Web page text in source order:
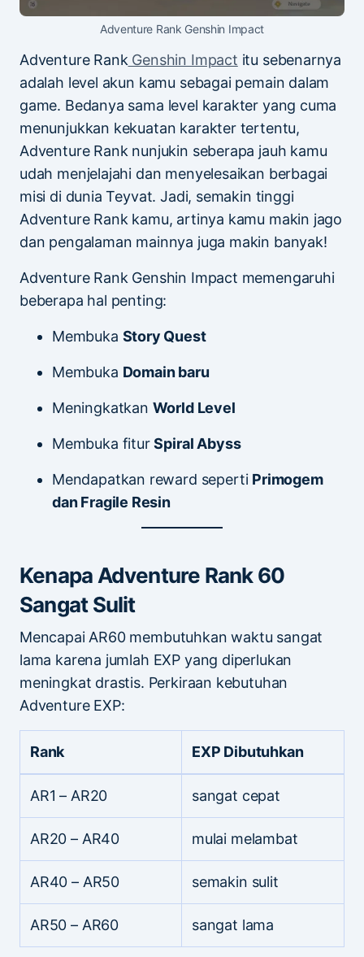
Adventure Rank Genshin Impact
Adventure Rank Genshin Impact itu sebenarnya
adalah level akun kamu sebagai pemain dalam
game. Bedanya sama level karakter yang cuma
menunjukkan kekuatan karakter tertentu,
Adventure Rank nunjukin seberapa jauh kamu
udah menjelajahi dan menyelesaikan berbagai
misi di dunia Teyvat. Jadi, semakin tinggi
Adventure Rank kamu, artinya kamu makin jago
dan pengalaman mainnya juga makin banyak!
Adventure Rank Genshin Impact memengaruhi
beberapa hal penting:
Membuka Story Quest
Membuka Domain baru
Meningkatkan World Level
Membuka fiturSpiral Abyss
Mendapatkan reward seperti Primogem
dan Fragile Resin
Kenapa Adventure Rank 60
Sangat Sulit
Mencapai AR60 membutuhkan waktu sangat
lama karena jumlah EXP yang diperlukan
meningkat drastis. Perkiraan kebutuhan
Adventure EXP:
Rank EXP Dibutuhkan
AR1 – AR20 sangat cepat
AR20 – AR40 mulai melambat
AR40 – AR50 semakin sulit
AR50 – AR60 sangat lama